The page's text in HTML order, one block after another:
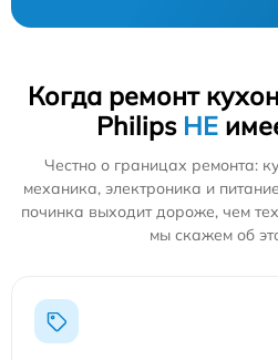
Когда ремонт
Philips НЕ
Честно о границах ремонта:
механика, электроника и
починка выходит дороже, чем
мы скажем об